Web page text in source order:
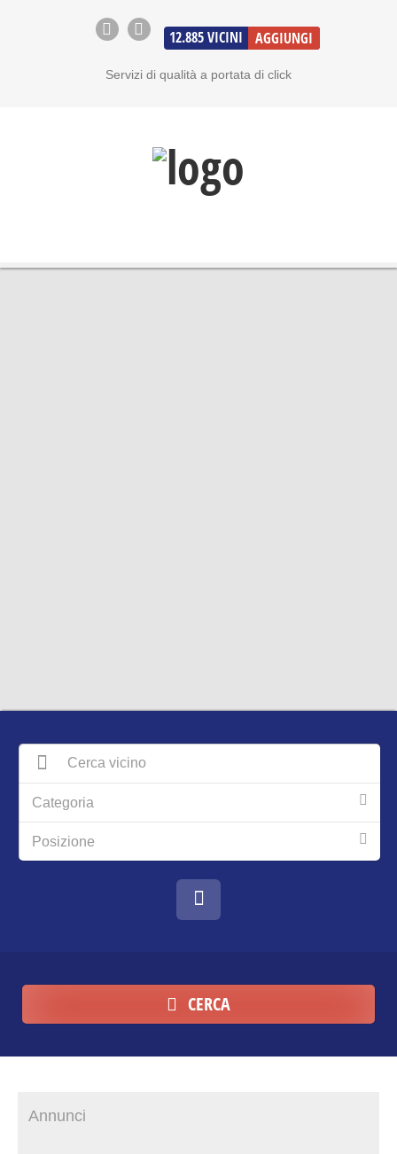
12.885 VICINI AGGIUNGI
Servizi di qualità a portata di click
Categoria
Posizione
CERCA
Annunci